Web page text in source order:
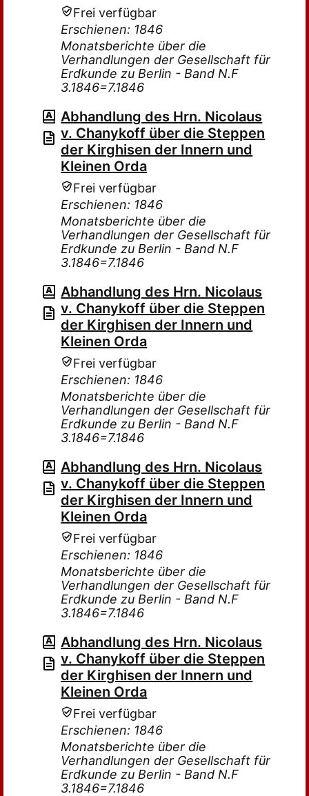
Frei verfügbar
Erschienen: 1846
Monatsberichte über die
Verhandlungen der Gesellschaft für
Erdkunde zu Berlin - Band N.F
3.1846=7.1846
Abhandlung des Hrn. Nicolaus
v. Chanykoff über die Steppen
der Kirghisen der Innern und
Kleinen Orda
Frei verfügbar
Erschienen: 1846
Monatsberichte über die
Verhandlungen der Gesellschaft für
Erdkunde zu Berlin - Band N.F
3.1846=7.1846
Abhandlung des Hrn. Nicolaus
v. Chanykoff über die Steppen
der Kirghisen der Innern und
Kleinen Orda
Frei verfügbar
Erschienen: 1846
Monatsberichte über die
Verhandlungen der Gesellschaft für
Erdkunde zu Berlin - Band N.F
3.1846=7.1846
Abhandlung des Hrn. Nicolaus
v. Chanykoff über die Steppen
der Kirghisen der Innern und
Kleinen Orda
Frei verfügbar
Erschienen: 1846
Monatsberichte über die
Verhandlungen der Gesellschaft für
Erdkunde zu Berlin - Band N.F
3.1846=7.1846
Abhandlung des Hrn. Nicolaus
v. Chanykoff über die Steppen
der Kirghisen der Innern und
Kleinen Orda
Frei verfügbar
Erschienen: 1846
Monatsberichte über die
Verhandlungen der Gesellschaft für
Erdkunde zu Berlin - Band N.F
3.1846=7.1846